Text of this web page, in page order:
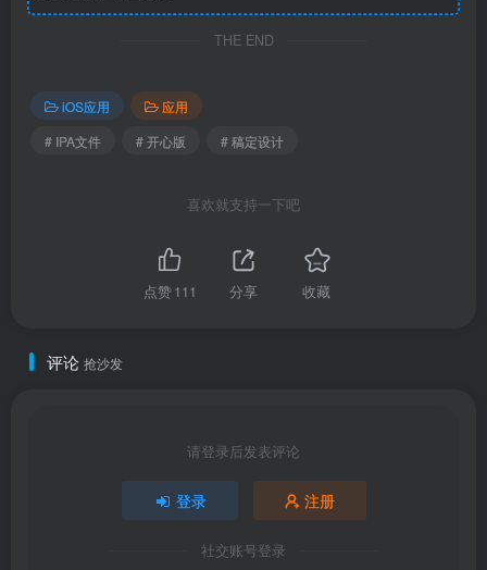
THE END
iOS应用
应用
# IPA文件
# 开心版 # 稿定设计
喜欢就支持一下吧
点赞111 分享 收藏
评论 抢沙发
请登录后发表评论
登录 注册
社交账号登录